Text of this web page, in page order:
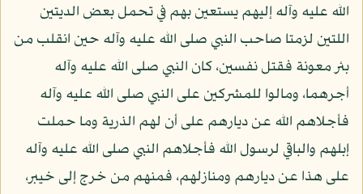
الله عليه وآله إليهم يستعين بهم في تحمل بعض الديتين
اللتين لزمتا صاحب النبي صلى الله عليه وآله حين انقلب من
بئر معونة فقتل نفسين، كان النبي صلى الله عليه وآله
أجرهما، ومالوا للمشركين على النبي صلى الله عليه وآله
فأجلاهم الله عن ديارهم على أن لهم الذرية وما حملت
إبلهم والباقي لرسول الله فأجلاهم النبي صلى الله عليه وآله
على هذا عن ديارهم ومنازلهم، فمنهم من خرج إلى خيبر،